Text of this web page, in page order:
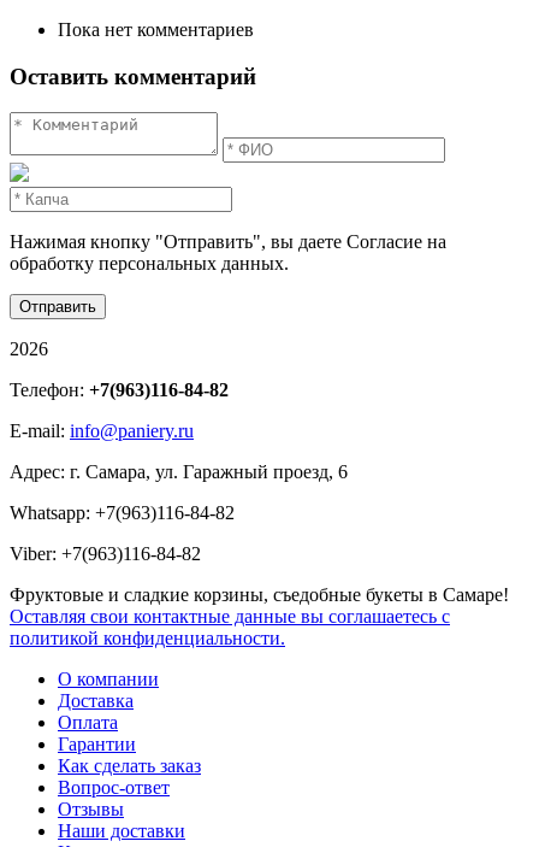
Пока нет комментариев
Оставить комментарий
Нажимая кнопку "Отправить", вы даете Согласие на
обработку персональных данных.
2026
Телефон: +7(963)116-84-82
E-mail: info@paniery.ru
Адрес: г. Самара, ул. Гаражный проезд, 6
Whatsapp: +7(963)116-84-82
Viber: +7(963)116-84-82
Фруктовые и сладкие корзины, съедобные букеты в Самаре!
Оставляя свои контактные данные вы соглашаетесь c
политикой конфиденциальности.
О компании
Доставка
Оплата
Гарантии
Как сделать заказ
Вопрос-ответ
Отзывы
Наши доставки